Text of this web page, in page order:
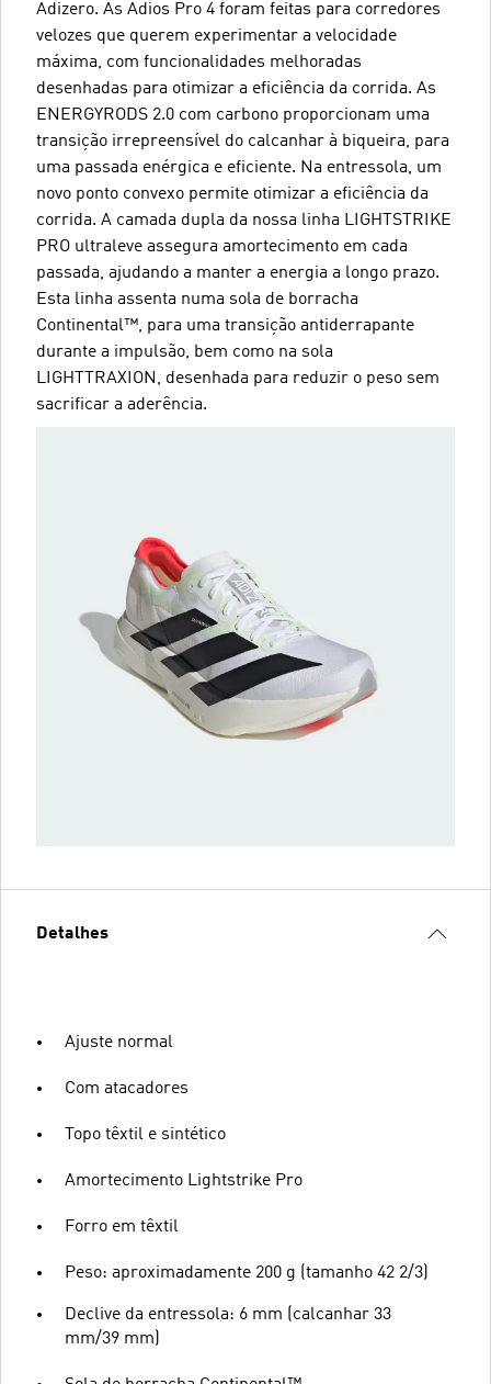
Adizero. As Adios Pro 4 foram feitas para corredores
velozes que querem experimentar a velocidade
máxima, com funcionalidades melhoradas
desenhadas para otimizar a eficiência da corrida. As
ENERGYRODS 2.0 com carbono proporcionam uma
transição irrepreensível do calcanhar à biqueira, para
uma passada enérgica e eficiente. Na entressola, um
novo ponto convexo permite otimizar a eficiência da
corrida. A camada dupla da nossa linha LIGHTSTRIKE
PRO ultraleve assegura amortecimento em cada
passada, ajudando a manter a energia a longo prazo.
Esta linha assenta numa sola de borracha
Continental™, para uma transição antiderrapante
durante a impulsão, bem como na sola
LIGHTTRAXION, desenhada para reduzir o peso sem
sacrificar a aderência.
Detalhes
Ajuste normal
Com atacadores
Topo têxtil e sintético
Amortecimento Lightstrike Pro
Forro em têxtil
Peso: aproximadamente 200 g (tamanho 42 2/3)
Declive da entressola: 6 mm (calcanhar 33
mm/39 mm)